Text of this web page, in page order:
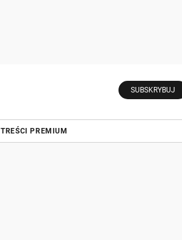
SUBSKRYBUJ
TREŚCI PREMIUM